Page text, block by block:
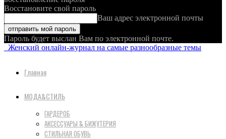
Восстановите свой пароль
Ваш адрес электронной почты
Пароль будет выслан Вам по электронной почте.
Женский онлайн-журнал на самые разнообразные темы
Главная
МОДА&СТИЛЬ
ГАРДЕРОБ
АКСЕССУАРЫ & БИЖУТЕРИЯ
СТИЛЬНАЯ ОБУВЬ